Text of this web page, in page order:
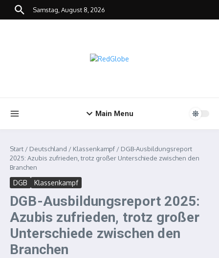
Zum Inhalt springen
Samstag, August 8, 2026
Main Menu
Start / Deutschland / Klassenkampf / DGB-Ausbildungsreport
2025: Azubis zufrieden, trotz großer Unterschiede zwischen den
Branchen
DGB Klassenkampf
DGB-Ausbildungsreport 2025:
Azubis zufrieden, trotz großer
Unterschiede zwischen den
Branchen